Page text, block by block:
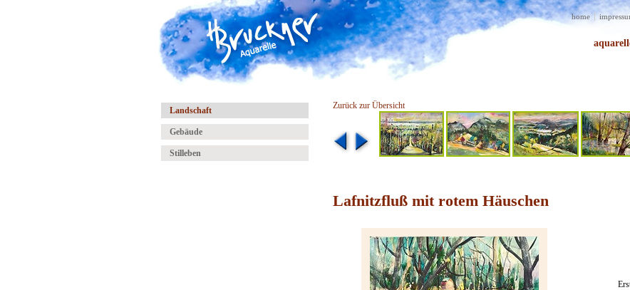
home
Landschaft
Gebäude
Stilleben
Zurück zur Übersicht
Lafnitzfluß mit rotem Häuschen